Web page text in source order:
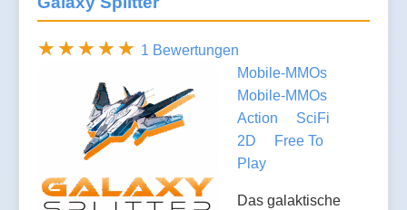
1 Bewertungen
Mobile-MMOs
Mobile-MMOs
Action
SciFi
2D
Free To
Play
Das galaktische